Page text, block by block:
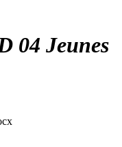
04 Jeunes